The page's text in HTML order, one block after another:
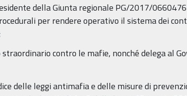
della Giunta regionale PG/2017/
per rendere operativo il sistema dei
straordinario contro le mafie, nonché delega al
delle leggi antimafia e delle misure di